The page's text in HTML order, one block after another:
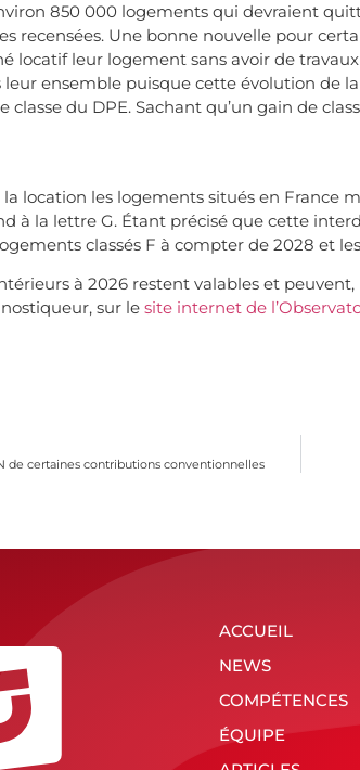
850 000 logements qui devraient
recensées. Une bonne nouvelle pour
locatif leur logement sans avoir de
leur ensemble puisque cette évolution de
classe du DPE. Sachant qu’un gain de
location les logements situés en France
à la lettre G. Étant précisé que cette
classés F à compter de 2028 et
à 2026 restent valables et
sur le site internet de
de certaines contributions conventionnelles
ACCUEIL
NEWS
COMPÉTENCES
ÉQUIPE